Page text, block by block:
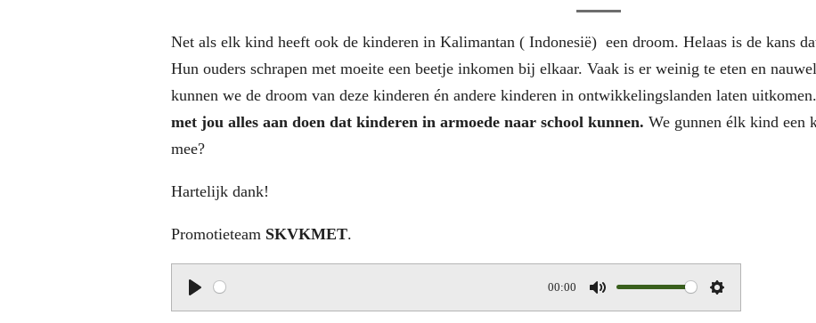
Net als elk kind heeft ook de kinderen in Kalimantan ( Indonesië) een droom. Helaas is de kans
Hun ouders schrapen met moeite een beetje inkomen bij elkaar. Vaak is er weinig te eten en
kunnen we de droom van deze kinderen én andere kinderen in ontwikkelingslanden laten uitkomen.
met jou alles aan doen dat kinderen in armoede naar school kunnen. We gunnen élk kind een
mee?
Hartelijk dank!
Promotieteam SKVKMET.
P
00:00
M
S